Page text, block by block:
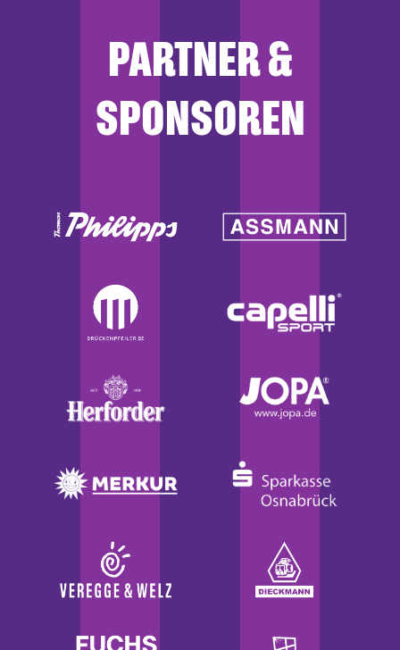
PARTNER &
SPONSOREN